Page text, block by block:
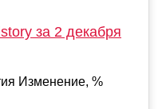
за 2 декабря
Изменение, %